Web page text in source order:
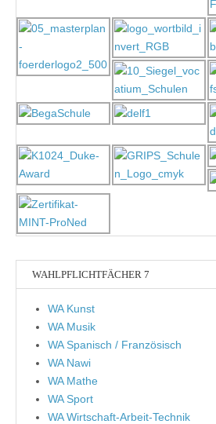
WAHLPFLICHTFÄCHER 7
WA Kunst
WA Musik
WA Spanisch / Französisch
WA Nawi
WA Mathe
WA Sport
WA Wirtschaft-Arbeit-Technik